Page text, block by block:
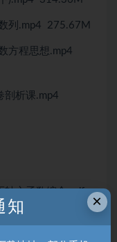
列.mp4 275.67M
方程思想.mp4
剖析课.mp4
轴之函数综合.pdf
×
知